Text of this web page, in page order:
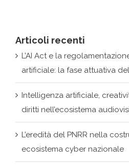
Intelligenza artificiale,
diritti nell’ecosistema
L’eredità del PNRR nella
ecosistema cyber nazionale
Dai back office ai centri
silenziosa delle IA